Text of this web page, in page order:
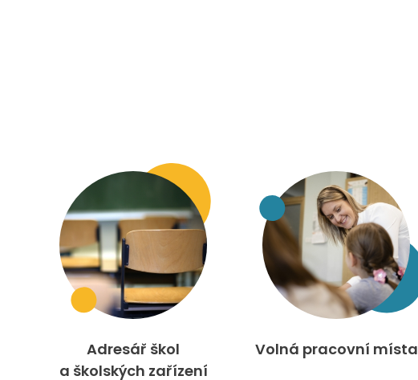
Adresář škol
a školských zařízení
Volná pracovní místa